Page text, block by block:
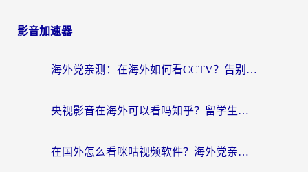
影音加速器
海外党亲测：在海外如何看CCTV？告别“仅限大陆播放”的实用指南
央视影音在海外可以看吗知乎？留学生亲测：3步解决地域限制+追剧自由
在国外怎么看咪咕视频软件？海外党亲测有效的回国加速方案